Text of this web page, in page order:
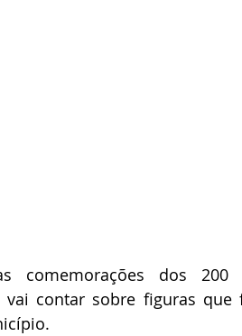
vai contar sobre figuras que